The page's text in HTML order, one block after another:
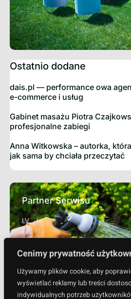
Cenimy prywatność
Używamy plików cookie, aby
wyświetlać reklamy lub treści
indywidualnych potrzeb
Ostatnio dodane
dais.pl — performance owa
e-commerce i usług
Gabinet masażu Piotra
profesjonalne zabiegi
Anna Witkowska – autorka,
jak sama by chciała przeczytać
Partner Serwisu
LV
Sprawdź